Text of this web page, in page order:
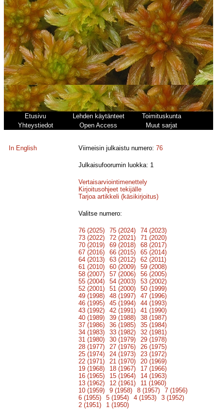
Etusivu Lehden käytänteet
Toimituskunta
Yhteystiedot
Open Access Muut sarjat
In English Viimeisin julkaistu numero:76
Julkaisufoorumin luokka: 1
Vertaisarviointimenettely
Kirjoitusohjeet tekijälle
Tarjoa artikkeli (käsikirjoitus)
Valitse numero:
76 (2025) 75 (2024)
74 (2023)
73 (2022)
72 (2021)
71 (2020)
70 (2019)
69 (2018)
68 (2017)
67 (2016)
66 (2015)
65 (2014)
64 (2013)
63 (2012)
62 (2011)
61 (2010)
60 (2009)
59 (2008)
58 (2007)
57 (2006)
56 (2005)
55 (2004)
54 (2003)
53 (2002)
52 (2001)
51 (2000)
50 (1999)
49 (1998)
48 (1997)
47 (1996)
46 (1995)
45 (1994)
44 (1993)
43 (1992)
42 (1991)
41 (1990)
40 (1989)
39 (1988)
38 (1987)
37 (1986)
36 (1985)
35 (1984)
34 (1983)
33 (1982)
32 (1981)
31 (1980)
30 (1979)
29 (1978)
28 (1977)
27 (1976)
26 (1975)
25 (1974)
24 (1973)
23 (1972)
22 (1971)
21 (1970)
20 (1969)
19 (1968)
18 (1967)
17 (1966)
16 (1965)
15 (1964)
14 (1963)
13 (1962)
12 (1961)
11 (1960)
10 (1959)
9 (1958) 8 (1957)
7 (1956)
6 (1955)
5 (1954) 4 (1953)
3 (1952)
2 (1951)
1 (1950)